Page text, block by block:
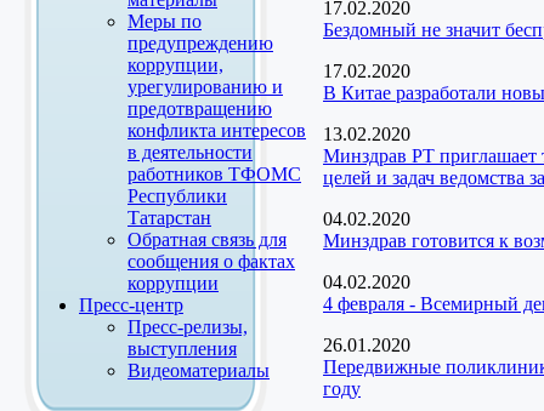
Меры по
предупреждению
коррупции,
урегулированию и
предотвращению
конфликта интересов
в деятельности
работников ТФОМС
Республики
Татарстан
Обратная связь для
сообщения о фактах
коррупции
Пресс-центр
Пресс-релизы,
выступления
Видеоматериалы
17.02.2020
Бездомный не значит
17.02.2020
В Китае разработали
13.02.2020
Минздрав РТ приглашает
целей и задач ведомства
04.02.2020
Минздрав готовится к
04.02.2020
4 февраля - Всемирный
26.01.2020
Передвижные
году